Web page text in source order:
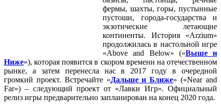
фермы, шахты, горы, пустынные
пустоши, города-государства и
экзотические летающие
континенты. История «Arzium»
продолжилась в настольной игре
«Above and Below» («Выше и
Ниже»), которая появится в скором времени на отечественном
рынке, а затем перенесла нас в 2017 году в очередной
громкий проект. Встречайте «Дальше и Ближе» («Near and
Far») – следующий проект от «Лавки Игр». Официальный
релиз игры предварительно запланирован на конец 2020 года.